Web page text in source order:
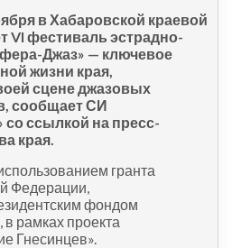
в Хабаровской краевой
фестиваль эстрадно-
Джаз» — ключевое
жизни края,
сцене джазовых
сообщает СИ
со ссылкой на пресс-
края.
гранта
Федерации,
фондом
в рамках проекта
Гнесинцев».